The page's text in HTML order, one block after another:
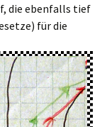
die ebenfalls tief
für die